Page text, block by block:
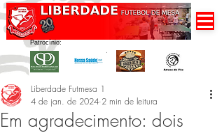
Patrocínio:
Em agradecimento: dois
Liberdade Futmesa 1
4 de jan. de 2024 2 min de leitura